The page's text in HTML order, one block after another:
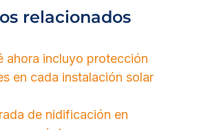
relacionados
ahora incluyo protección
en cada instalación solar
de nidificación en